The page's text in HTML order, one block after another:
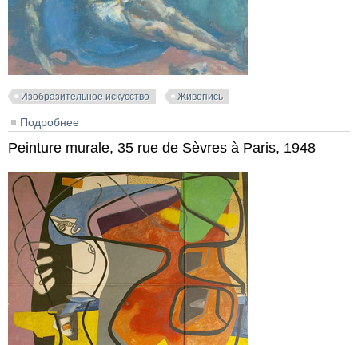
Изобразительное искусство Живопись
Подробнее
Peinture murale, 35 rue de Sèvres à Paris, 1948